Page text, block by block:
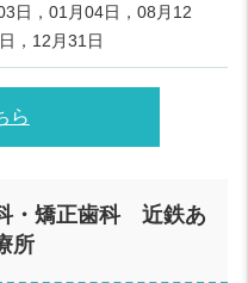
日，01月04日，08月12
，12月31日
ら
・矯正歯科 近鉄あ
所